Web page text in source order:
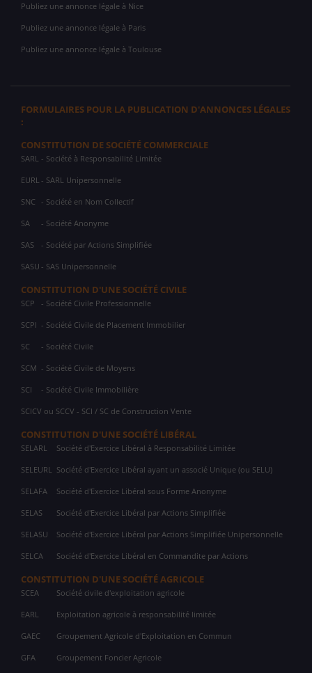
Publiez une annonce légale à Nice
Publiez une annonce légale à Paris
Publiez une annonce légale à Toulouse
FORMULAIRES POUR LA PUBLICATION D'ANNONCES LÉGALES
:
CONSTITUTION DE SOCIÉTÉ COMMERCIALE
SARL - Société à Responsabilité Limitée
EURL - SARL Unipersonnelle
SNC - Société en Nom Collectif
SA - Société Anonyme
SAS - Société par Actions Simplifiée
SASU - SAS Unipersonnelle
CONSTITUTION D'UNE SOCIÉTÉ CIVILE
SCP - Société Civile Professionnelle
SCPI - Société Civile de Placement Immobilier
SC - Société Civile
SCM - Société Civile de Moyens
SCI - Société Civile Immobilière
SCICV ou SCCV - SCI / SC de Construction Vente
CONSTITUTION D'UNE SOCIÉTÉ LIBÉRAL
SELARL Société d'Exercice Libéral à Responsabilité Limitée
SELEURL Société d'Exercice Libéral ayant un associé Unique (ou SELU)
SELAFA Société d'Exercice Libéral sous Forme Anonyme
SELAS Société d'Exercice Libéral par Actions Simplifiée
SELASU Société d'Exercice Libéral par Actions Simplifiée Unipersonnelle
SELCA Société d'Exercice Libéral en Commandite par Actions
CONSTITUTION D'UNE SOCIÉTÉ AGRICOLE
SCEA Société civile d'exploitation agricole
EARL Exploitation agricole à responsabilité limitée
GAEC Groupement Agricole d'Exploitation en Commun
GFA Groupement Foncier Agricole